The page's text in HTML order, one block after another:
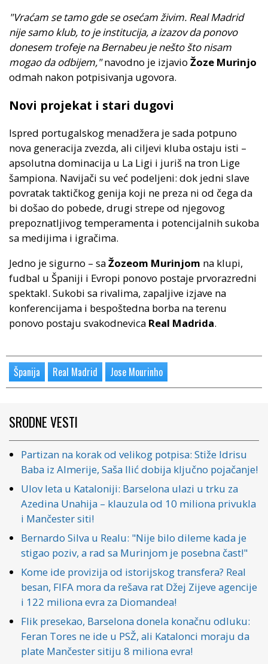
"Vraćam se tamo gde se osećam živim. Real Madrid
nije samo klub, to je institucija, a izazov da ponovo
donesem trofeje na Bernabeu je nešto što nisam
mogao da odbijem,"navodno je izjavio Žoze Murinjo
odmah nakon potpisivanja ugovora.
Novi projekat i stari dugovi
Ispred portugalskog menadžera je sada potpuno
nova generacija zvezda, ali ciljevi kluba ostaju isti –
apsolutna dominacija u La Ligi i juriš na tron Lige
šampiona. Navijači su već podeljeni: dok jedni slave
povratak taktičkog genija koji ne preza ni od čega da
bi došao do pobede, drugi strepe od njegovog
prepoznatljivog temperamenta i potencijalnih sukoba
sa medijima i igračima.
Jedno je sigurno – saŽozeom Murinjom na klupi,
fudbal u Španiji i Evropi ponovo postaje prvorazredni
spektakl. Sukobi sa rivalima, zapaljive izjave na
konferencijama i bespoštedna borba na terenu
ponovo postaju svakodnevica Real Madrida.
Španija Real Madrid Jose Mourinho
SRODNE VESTI
Partizan na korak od velikog potpisa: Stiže Idrisu
Baba iz Almerije, Saša Ilić dobija ključno pojačanje!
Ulov leta u Kataloniji: Barselona ulazi u trku za
Azedina Unahija – klauzula od 10 miliona privukla
i Mančester siti!
Bernardo Silva u Realu: "Nije bilo dileme kada je
stigao poziv, a rad sa Murinjom je posebna čast!"
Kome ide provizija od istorijskog transfera? Real
besan, FIFA mora da rešava rat Džej Zijeve agencije
i 122 miliona evra za Diomandea!
Flik presekao, Barselona donela konačnu odluku:
Feran Tores ne ide u PSŽ, ali Katalonci moraju da
plate Mančester sitiju 8 miliona evra!